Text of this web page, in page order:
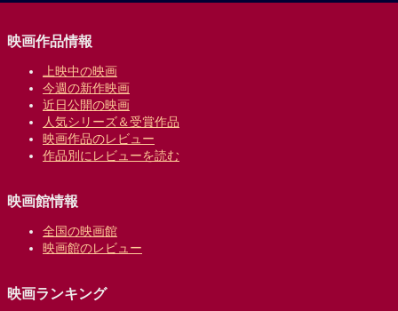
映画作品情報
上映中の映画
今週の新作映画
近日公開の映画
人気シリーズ＆受賞作品
映画作品のレビュー
作品別にレビューを読む
映画館情報
全国の映画館
映画館のレビュー
映画ランキング